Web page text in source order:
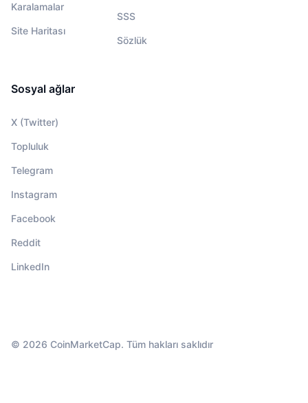
Karalamalar
Site Haritası
SSS
Sözlük
Sosyal ağlar
X (Twitter)
Topluluk
Telegram
Instagram
Facebook
Reddit
LinkedIn
© 2026 CoinMarketCap. Tüm hakları saklıdır